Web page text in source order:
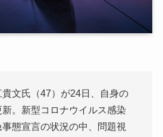
文氏（47）が24日、自身の
。新型コロナウイルス感染
態宣言の状況の中、問題視